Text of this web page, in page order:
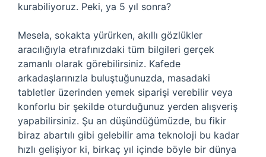
kurabiliyoruz. Peki, ya 5 yıl sonra?
Mesela, sokakta yürürken, akıllı gözlükler
aracılığıyla etrafınızdaki tüm bilgileri gerçek
zamanlı olarak görebilirsiniz. Kafede
arkadaşlarınızla buluştuğunuzda, masadaki
tabletler üzerinden yemek siparişi verebilir veya
konforlu bir şekilde oturduğunuz yerden alışveriş
yapabilirsiniz. Şu an düşündüğümüzde, bu fikir
biraz abartılı gibi gelebilir ama teknoloji bu kadar
hızlı gelişiyor ki, birkaç yıl içinde böyle bir dünya